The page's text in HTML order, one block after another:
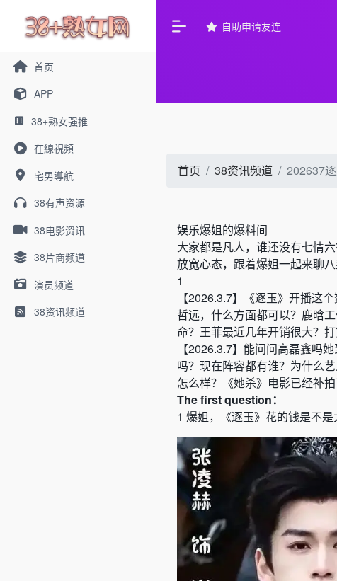
首页
APP
38+熟女强推
在線視頻
宅男導航
38有声资源
38电影资讯
38片商频道
演员频道
38资讯频道
自助申请友连
首页 38资讯频道 202637
娱乐爆姐的爆料间
大家都是凡人，谁还没有七情
放宽心态，跟着爆姐一起来聊
1
【2026.3.7】 《逐玉》 开播这
哲远，什么方面都可以？鹿晗
命？ 王菲最近几年开销很大？
【2026.3.7】 能问问高磊鑫吗她
吗？现在阵容都有谁？ 为什么
怎么样？
《她杀》 电影已经补
Thefirstquestion：
1 爆姐， 《逐玉》 花的钱是不